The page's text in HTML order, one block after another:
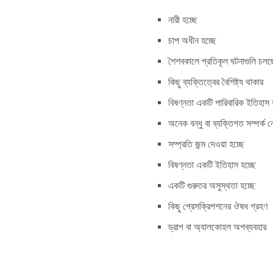
নারী হচ্ছে
চাপ অধীন হচ্ছে
শৈশবকালে প্রতিকূল ঘটনাগুলি
কিছু ব্যক্তিত্বের বৈশিষ্ট্য থাকার
বিষণ্নতা একটি পারিবারিক ইতিহাস
অনেক বন্ধু বা ব্যক্তিগত সম্পর্ক
সম্প্রতি জন্ম দেওয়া হচ্ছে
বিষণ্নতা একটি ইতিহাস হচ্ছে
একটি গুরুতর অসুস্থতা হচ্ছে
কিছু প্রেসক্রিপশনের ঔষধ গ্রহণ
ড্রাগ বা অ্যালকোহল অপব্যবহার